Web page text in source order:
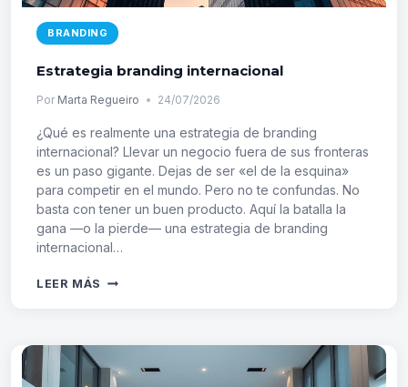
BRANDING
Estrategia branding internacional
Por Marta Regueiro 24/07/2026
¿Qué es realmente una estrategia de branding
internacional? Llevar un negocio fuera de sus fronteras
es un paso gigante. Dejas de ser «el de la esquina»
para competir en el mundo. Pero no te confundas. No
basta con tener un buen producto. Aquí la batalla la
gana —o la pierde— una estrategia de branding
internacional…
LEER MÁS ESTRATEGIA